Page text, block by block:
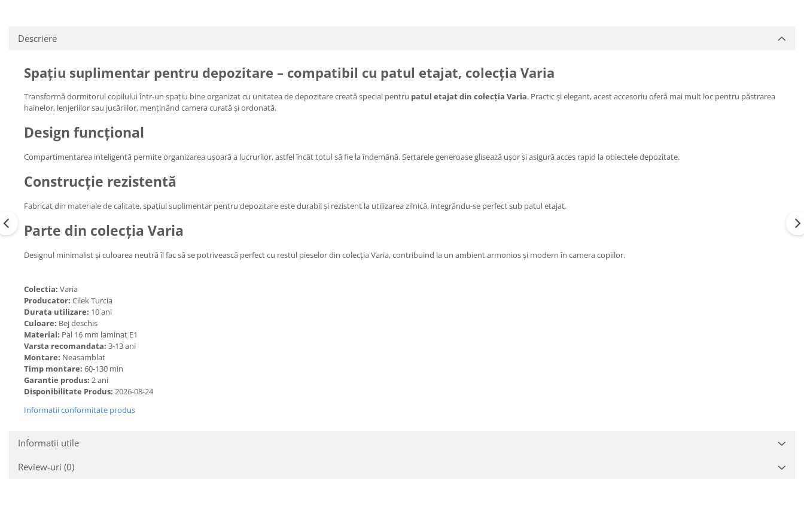
Descriere
Spațiu suplimentar pentru depozitare – compatibil cu patul etajat, colecția Varia
Transformă dormitorul copilului într-un spațiu bine organizat cu unitatea de depozitare creată special pentru patul etajat din colecția Varia. Practic și elegant, acest accesoriu oferă mai mult loc pentru păstrarea
hainelor, lenjeriilor sau jucăriilor, menținând camera curată și ordonată.
Design funcțional
Compartimentarea inteligentă permite organizarea ușoară a lucrurilor, astfel încât totul să fie la îndemână. Sertarele generoase glisează ușor și asigură acces rapid la obiectele depozitate.
Construcție rezistentă
Fabricat din materiale de calitate, spațiul suplimentar pentru depozitare este durabil și rezistent la utilizarea zilnică, integrându-se perfect sub patul etajat.
Parte din colecția Varia
Designul minimalist și culoarea neutră îl fac să se potrivească perfect cu restul pieselor din colecția Varia, contribuind la un ambient armonios și modern în camera copiilor.
Colectia: Varia
Producator: Cilek Turcia
Durata utilizare: 10 ani
Culoare: Bej deschis
Material: Pal 16 mm laminat E1
Varsta recomandata: 3-13 ani
Montare: Neasamblat
Timp montare: 60-130 min
Garantie produs: 2 ani
Disponibilitate Produs: 2026-08-24
Informatii conformitate produs
Informatii utile
Review-uri (0)